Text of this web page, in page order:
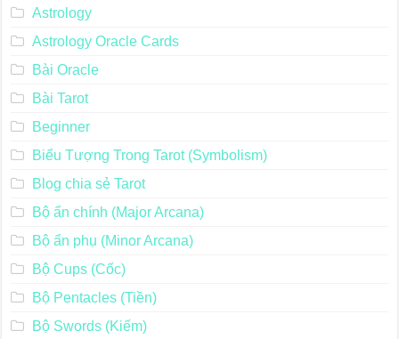
Astrology
Astrology Oracle Cards
Bài Oracle
Bài Tarot
Beginner
Biểu Tượng Trong Tarot (Symbolism)
Blog chia sẻ Tarot
Bộ ẩn chính (Major Arcana)
Bộ ẩn phụ (Minor Arcana)
Bộ Cups (Cốc)
Bộ Pentacles (Tiền)
Bộ Swords (Kiếm)